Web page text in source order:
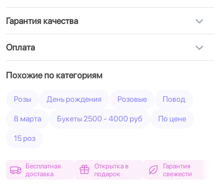
Гарантия качества
Оплата
Похожие по категориям
Розы День рождения Розовые Повод
8 марта Букеты 2500 - 4000 руб По цене
15 роз
Бесплатная
доставка
Открытка в
подарок
Гарантия
свежести